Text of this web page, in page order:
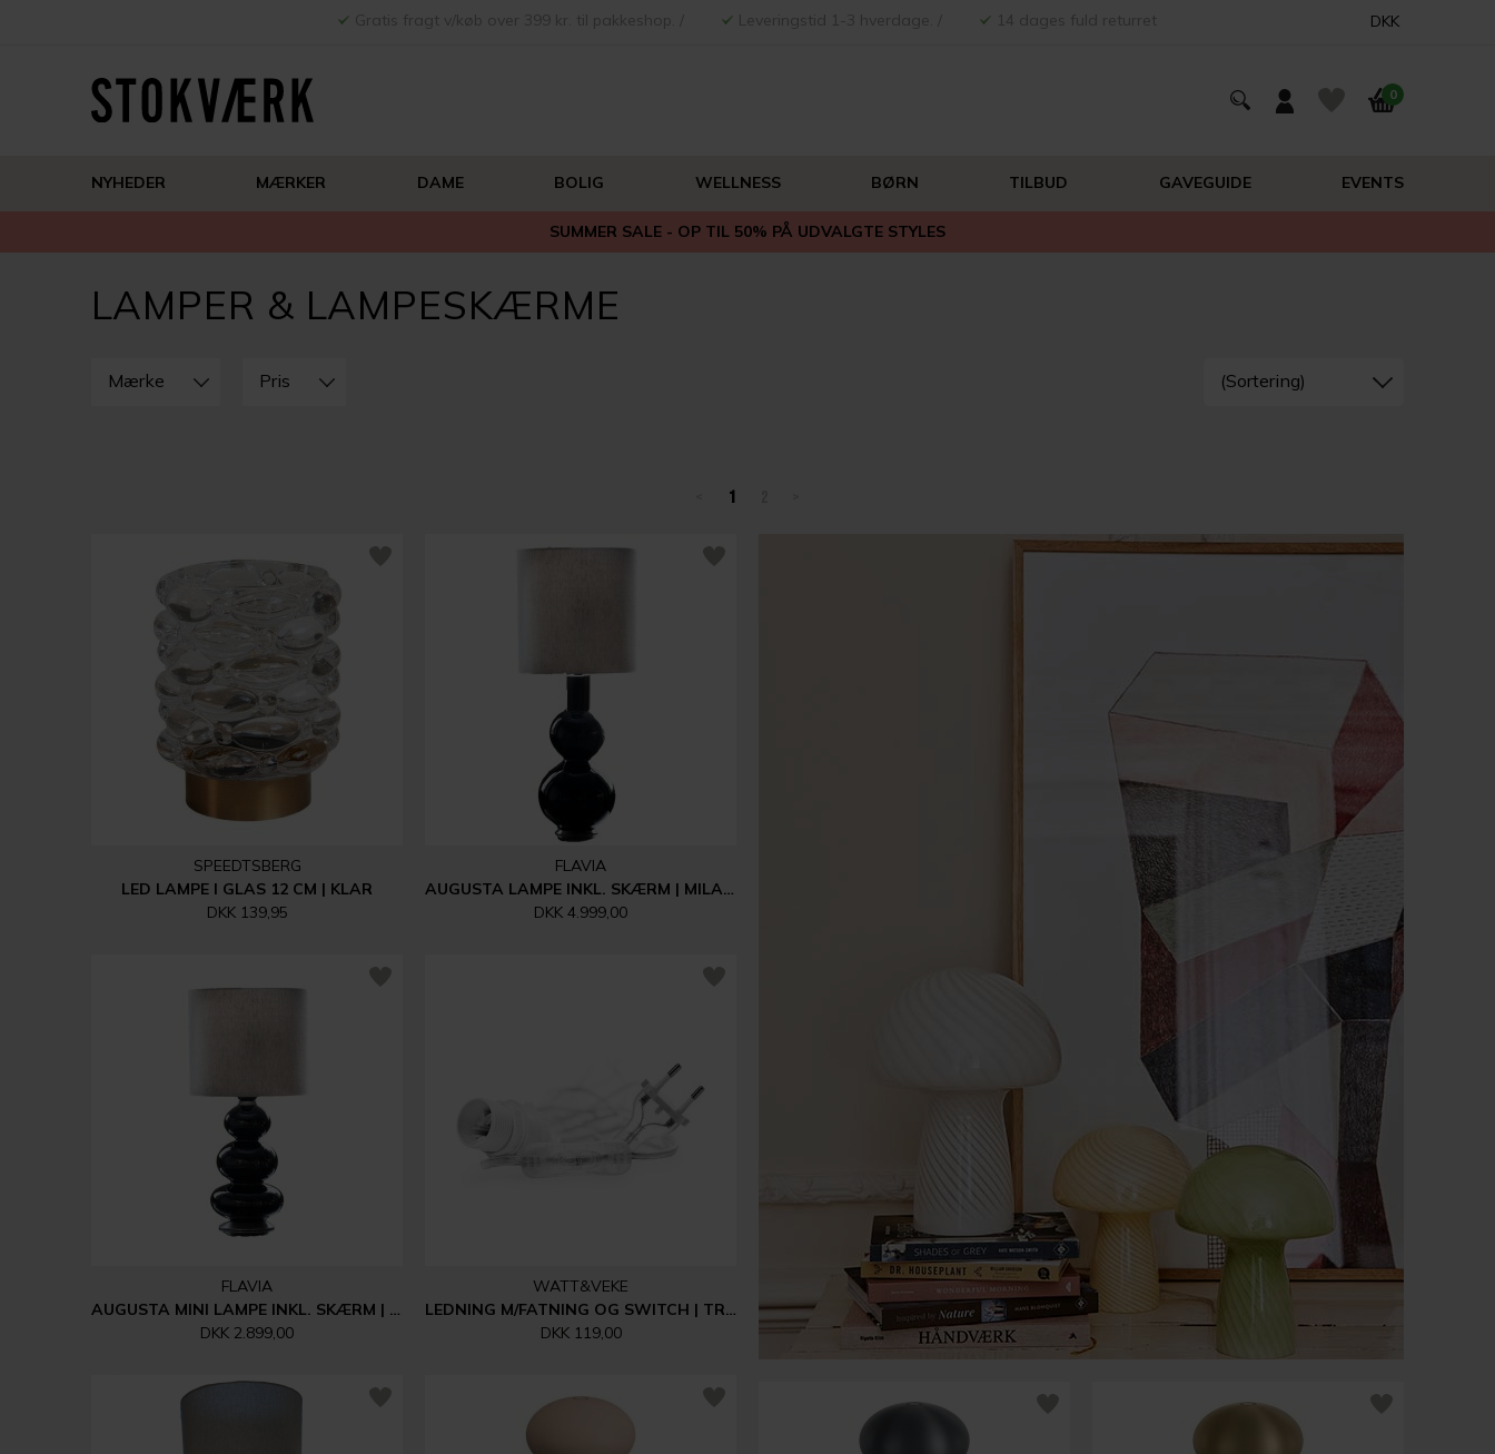
DKK
0
NYHEDER MÆRKER DAME BOLIG WELLNESS BØRN TILBUD GAVEGUIDE EVENTS
SUMMER SALE - OP TIL 50% PÅ UDVALGTE STYLES
LAMPER & LAMPESKÆRME
FILTRE
Mærke Pris
1
SPEEDTSBERG
LED LAMPE I GLAS 12 CM | KLAR
DKK 139,95
FLAVIA
AUGUSTA LAMPE INKL. SKÆRM | MILANO BEIGE
DKK 4.999,00
FLAVIA
AUGUSTA MINI LAMPE INKL. SKÆRM | MILANO BEIGE
DKK 2.899,00
WATT&VEKE
LEDNING M/FATNING OG SWITCH | TRANSPARENT
DKK 119,00